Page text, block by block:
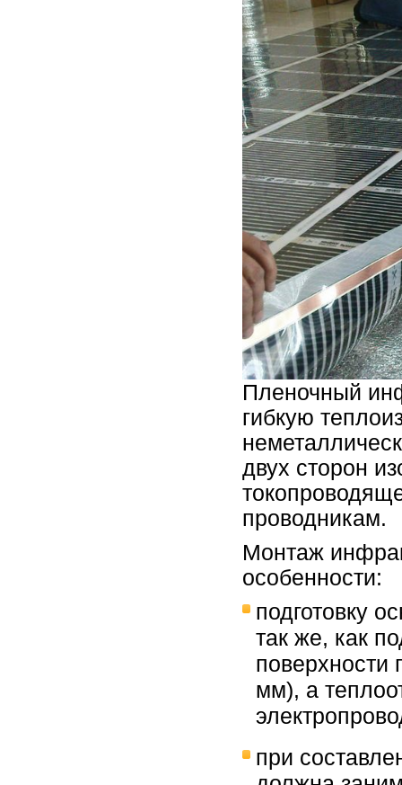
Пленочный
гибкую
двух сторон
проводникам.
Монтаж
особенности:
подготовку
так же, как
мм), а
при